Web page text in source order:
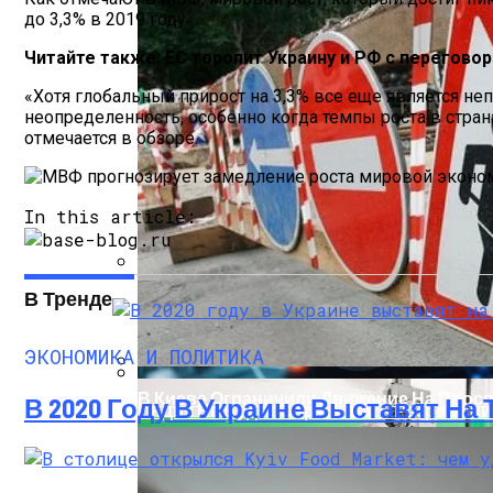
Военные Рельсы Спасут Британскую
Индия Не Будет Спрашивать
В Киеве Ограничили Движение На
до 3,3% в 2019 году.
Читайте также: ЕС торопит Украину и РФ с
«Хотя глобальный прирост на 3,3% все еще является
неопределенность, особенно когда темпы роста в
отмечается в обзоре.
In this article:
В Тренде
ЭКОНОМИКА И ПОЛИТИКА
В 2020 Году В Украине Выставят На